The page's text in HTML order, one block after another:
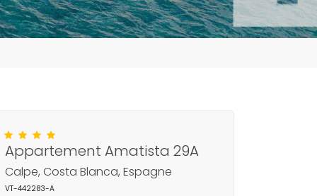
Appartement Amatista 29A
Calpe, Costa Blanca, Espagne
VT-442283-A